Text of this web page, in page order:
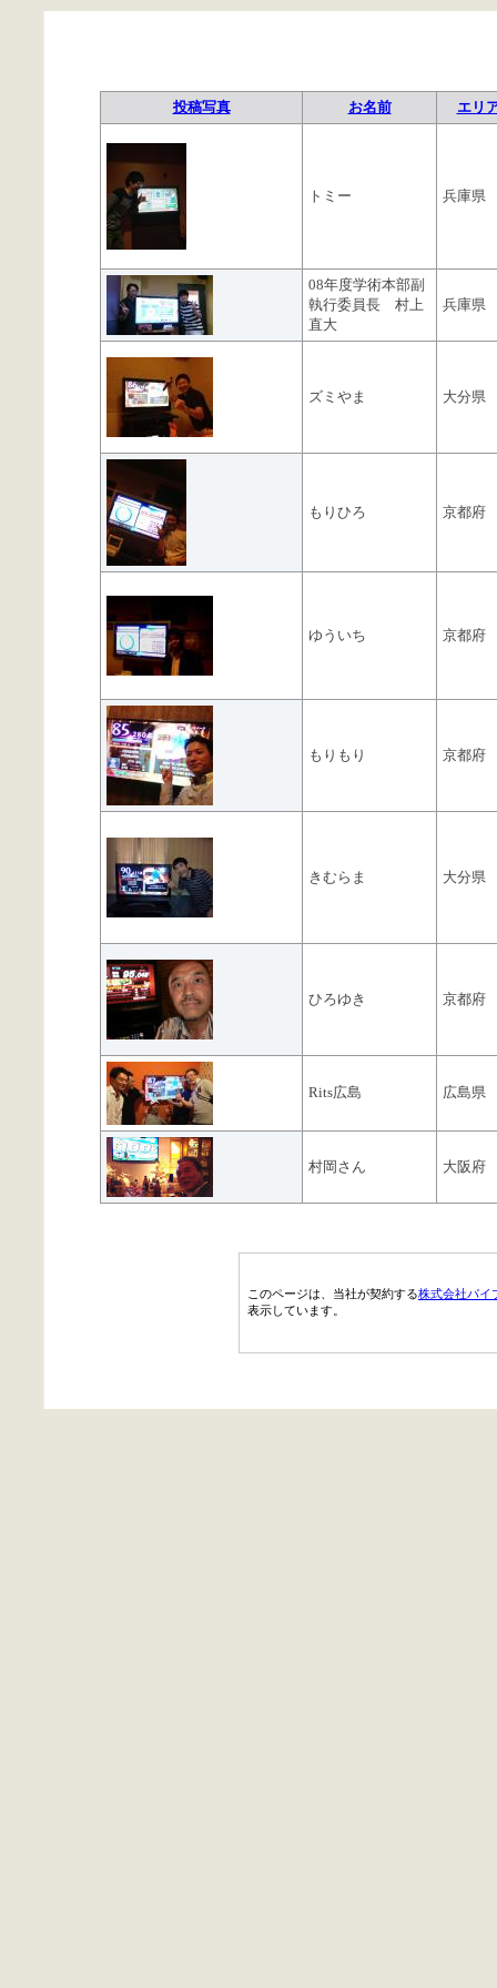
投稿写真 お名前 エリ
トミー 兵庫県
08年度学術本部副
執行委員長 村上
直大
兵庫県
ズミやま 大分県
もりひろ 京都府
ゆういち 京都府
もりもり 京都府
きむらま 大分県
ひろゆき 京都府
Rits広島 広島県
村岡さん 大阪府
このページは、当社が契約する株式会社パイ
表示しています。